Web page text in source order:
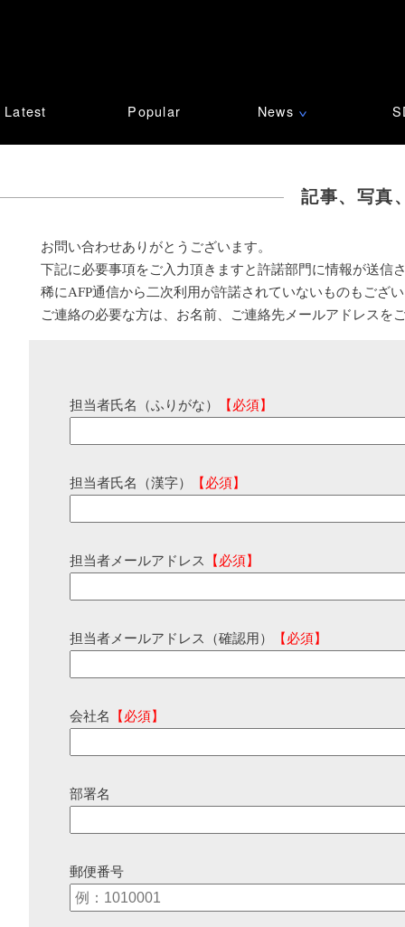
Latest Popular News ∨
記事、写真
お問い合わせありがとうございます。
下記に必要事項をご入力頂きますと許諾部門に情報が送信
稀にAFP通信から二次利用が許諾されていないものもござ
ご連絡の必要な方は、お名前、ご連絡先メールアドレスを
担当者氏名（ふりがな） 【必須】
担当者氏名（漢字） 【必須】
担当者メールアドレス 【必須】
担当者メールアドレス（確認用） 【必須】
会社名 【必須】
部署名
郵便番号